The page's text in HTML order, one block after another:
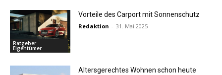
Ratgeber
Eigentümer
Vorteile des Carport mit Sonnenschutz
Redaktion - 31. Mai 2025
Altersgerechtes Wohnen schon heute